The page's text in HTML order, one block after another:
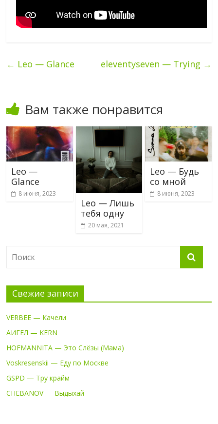
← Leo — Glance eleventyseven — Trying →
Вам также понравится
Leo —
Glance
8 июня, 2023
Leo — Лишь
тебя одну
20 мая, 2021
Leo — Будь
со мной
8 июня, 2023
Свежие записи
VERBEE — Качели
АИГЕЛ — KERN
HOFMANNITA — Это Слёзы (Мама)
Voskresenskii — Еду по Москве
GSPD — Тру крайм
CHEBANOV — Выдыхай